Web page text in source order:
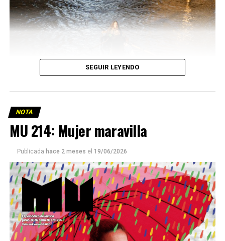
Este número 215 de MU ☝️viene con doble tapa, que
podría ser una frase:
Sin chamuyo, a remarla.
SEGUIR LEYENDO
NOTA
MU 214: Mujer maravilla
Publicada hace 2 meses el 19/06/2026